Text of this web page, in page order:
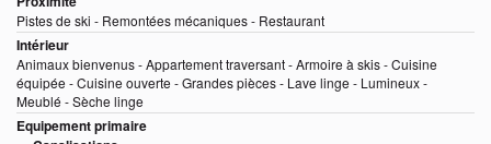
Pistes de ski - Remontées mécaniques - Restaurant
Intérieur
Animaux bienvenus - Appartement traversant - Armoire à skis - Cuisine
équipée - Cuisine ouverte - Grandes pièces - Lave linge - Lumineux -
Meublé - Sèche linge
Equipement primaire